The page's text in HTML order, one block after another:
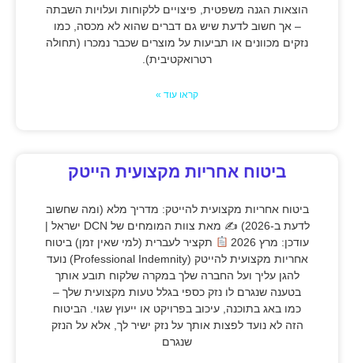
הוצאות הגנה משפטית, פיצויים ללקוחות ועלויות השבתה
– אך חשוב לדעת שיש גם דברים שהוא לא מכסה, כמו
נזקים מכוונים או תביעות על מוצרים שכבר נמכרו (תחולה
רטרואקטיבית).
קראו עוד »
ביטוח אחריות מקצועית הייטק
ביטוח אחריות מקצועית להייטק: מדריך מלא (ומה שחשוב
לדעת ב-2026) ✍
מאת צוות המומחים של DCN ישראל |
עודכן: מרץ 2026
תקציר לעברית (למי שאין זמן) ביטוח
אחריות מקצועית להייטק (Professional Indemnity) נועד
להגן עליך ועל החברה שלך במקרה שלקוח תובע אותך
בטענה שנגרם לו נזק כספי בגלל טעות מקצועית שלך –
כמו באג בתוכנה, עיכוב בפרויקט או ייעוץ שגוי. הביטוח
הזה לא נועד לפצות אותך על נזק ישיר לך, אלא על הנזק
שנגרם